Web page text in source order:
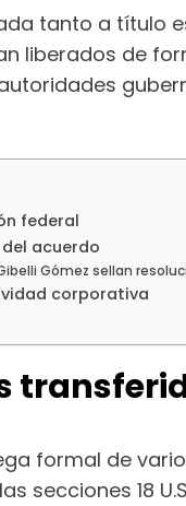
tanto a título
liberados de
federal
acuerdo
Gibelli Gómez sellan
corporativa
formal de
18